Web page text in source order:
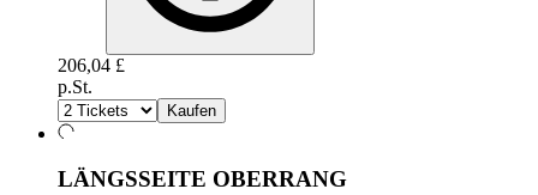
206,04 £
p.St.
Kaufen
LÄNGSSEITE OBERRANG